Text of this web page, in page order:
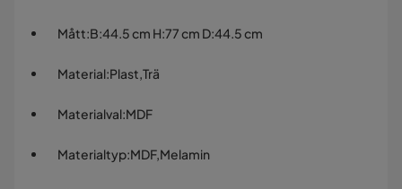
Mått:B:44.5 cm H:77 cm D:44.5 cm
Material:Plast,Trä
Materialval:MDF
Materialtyp:MDF,Melamin